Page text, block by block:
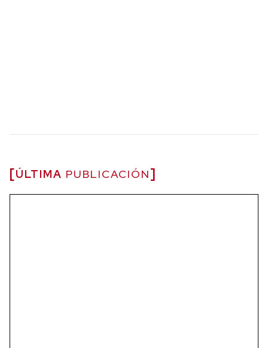
ÚLTIMA PUBLICACIÓN